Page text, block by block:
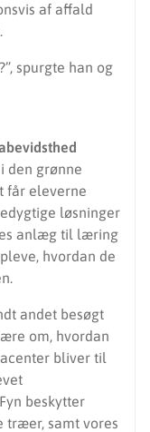
af affald
spurgte han og
den grønne
får eleverne
løsninger
anlæg til læring
hvordan de
andet besøgt
om, hvordan
bliver til
beskytter
træer, samt vores